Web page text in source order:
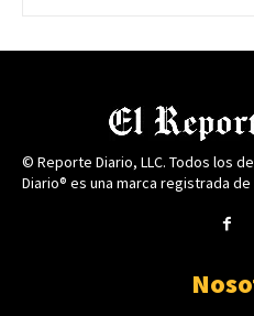
© Reporte Diario, LLC. Todos los
Diario® es una marca registrada de